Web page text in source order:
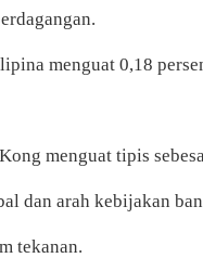
menguat 0,18
menguat tipis
dan arah kebijakan
tekanan.